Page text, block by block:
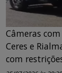
Câmeras
Ceres e
com